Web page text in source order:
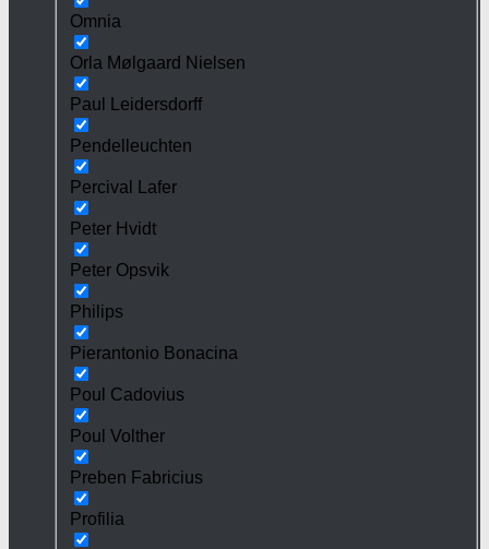
Omnia
Orla Mølgaard Nielsen
Paul Leidersdorff
Pendelleuchten
Percival Lafer
Peter Hvidt
Peter Opsvik
Philips
Pierantonio Bonacina
Poul Cadovius
Poul Volther
Preben Fabricius
Profilia